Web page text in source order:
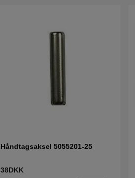
Håndtagsaksel 5055201-25
38DKK